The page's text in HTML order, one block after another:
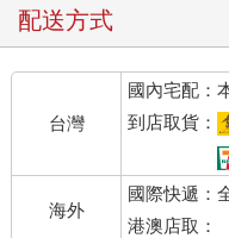
配送方式
台灣
國內宅配：
到店取貨：
海外
國際快遞：
港澳店取：